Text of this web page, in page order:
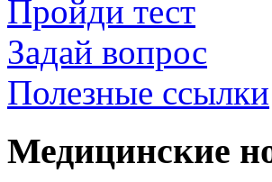
Пройди тест
Задай вопрос
Полезные ссылки
Медицинские